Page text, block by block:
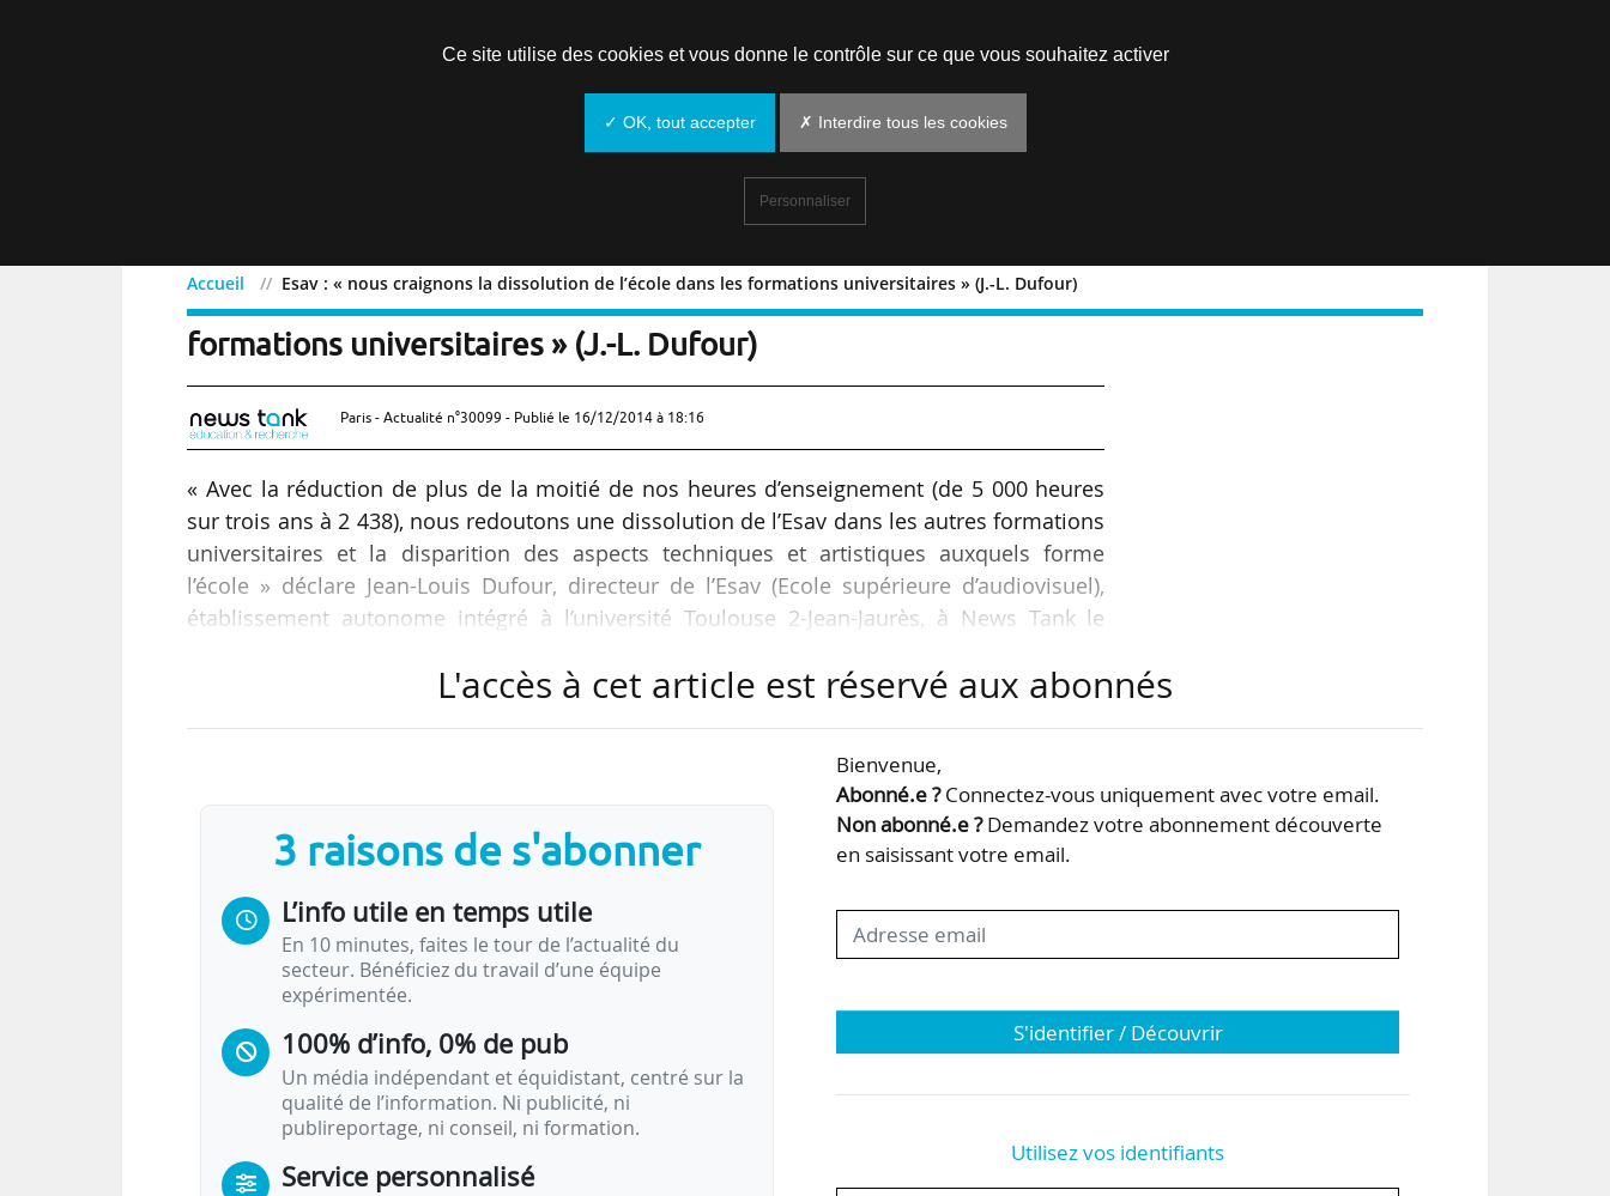
Accueil Esav : « nous craignons la dissolution de l’école dans les formations universitaires » (J.-L. Dufour)
Esav : « nous craignons la dissolution de l’école dans les
formations universitaires » (J.-L. Dufour)
Paris - Actualité n°30099 - Publié le 16/12/2014 à 18:16
« Avec la réduction de plus de la moitié de nos heures d’enseignement (de 5 000 heures
sur trois ans à 2 438), nous redoutons une dissolution de l’Esav dans les autres formations
universitaires et la disparition des aspects techniques et artistiques auxquels forme
l’école » déclare Jean-Louis Dufour, directeur de l’Esav (Ecole supérieure d’audiovisuel),
établissement autonome intégré à l’université Toulouse 2-Jean-Jaurès, à News Tank le
Une réunion est programmée le 05/01/2015 entre Jean-Michel Minovez, président de
l’université, et Jean-Louis Dufour, afin de négocier cette décision.
« Nous sommes…
L'accès à cet article est réservé aux abonnés
3 raisons de s'abonner
L’info utile en temps utile
En 10 minutes, faites le tour de l’actualité du
secteur. Bénéficiez du travail d’une équipe
expérimentée.
100% d’info, 0% de pub
Un média indépendant et équidistant, centré sur la
qualité de l’information. Ni publicité, ni
publireportage, ni conseil, ni formation.
Service personnalisé
Bienvenue,
Abonné.e ?Connectez-vous uniquement avec votre email.
Non abonné.e ?Demandez votre abonnement découverte
en saisissant votre email.
S'identifier / Découvrir
Utilisez vos identifiants
Ce site utilise des cookies et vous donne le contrôle sur ce que vous souhaitez activer
✓ OK, tout accepter ✗ Interdire tous les cookies
Personnaliser